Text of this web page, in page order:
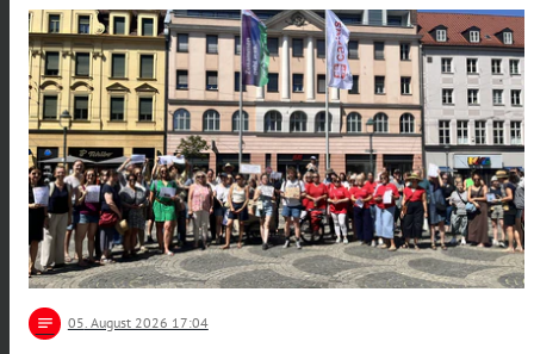
notes 05. August 2026 17:04